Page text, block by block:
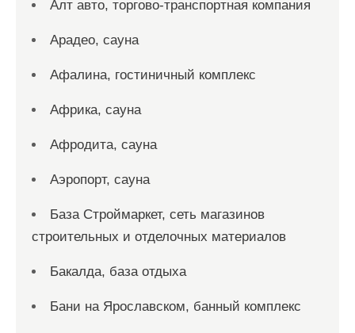
Алт авто, торгово-транспортная компания
Арадео, сауна
Афалина, гостиничный комплекс
Африка, сауна
Афродита, сауна
Аэропорт, сауна
База Строймаркет, сеть магазинов
строительных и отделочных материалов
Бакалда, база отдыха
Бани на Ярославском, банный комплекс